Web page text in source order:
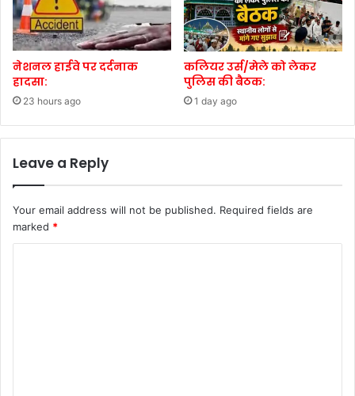
नेशनल हाईवे पर दर्दनाक
हादसा:
23 hours ago
कलियर उर्स/मेले को लेकर
पुलिस की बैठक:
1 day ago
Leave a Reply
Your email address will not be published. Required fields are
marked *